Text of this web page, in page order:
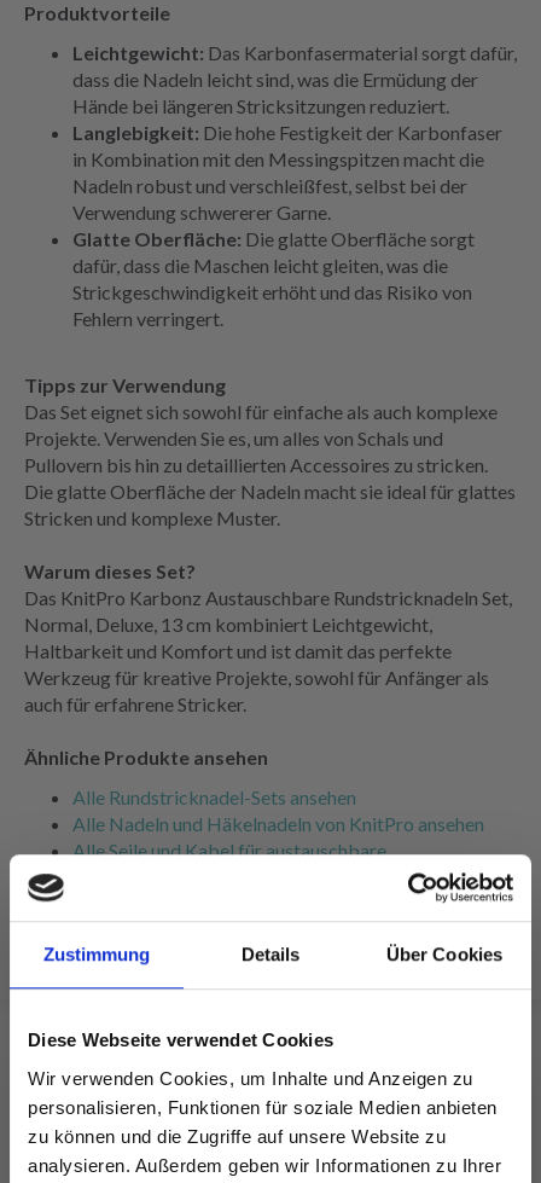
Zustimmung Details Über Cookies
Diese Webseite verwendet Cookies
Wir verwenden Cookies, um Inhalte und Anzeigen zu
personalisieren, Funktionen für soziale Medien anbieten
zu können und die Zugriffe auf unsere Website zu
analysieren. Außerdem geben wir Informationen zu Ihrer
Produktvorteile
Leichtgewicht: Das Karbonfasermaterial sorgt dafür,
dass die Nadeln leicht sind, was die Ermüdung der
Hände bei längeren Stricksitzungen reduziert.
Langlebigkeit: Die hohe Festigkeit der Karbonfaser
in Kombination mit den Messingspitzen macht die
Nadeln robust und verschleißfest, selbst bei der
Verwendung schwererer Garne.
Glatte Oberfläche: Die glatte Oberfläche sorgt
dafür, dass die Maschen leicht gleiten, was die
Strickgeschwindigkeit erhöht und das Risiko von
Fehlern verringert.
Tipps zur Verwendung
Das Set eignet sich sowohl für einfache als auch komplexe
Projekte. Verwenden Sie es, um alles von Schals und
Pullovern bis hin zu detaillierten Accessoires zu stricken.
Die glatte Oberfläche der Nadeln macht sie ideal für glattes
Stricken und komplexe Muster.
Warum dieses Set?
Das KnitPro Karbonz Austauschbare Rundstricknadeln Set,
Normal, Deluxe, 13 cm kombiniert Leichtgewicht,
Haltbarkeit und Komfort und ist damit das perfekte
Werkzeug für kreative Projekte, sowohl für Anfänger als
auch für erfahrene Stricker.
Ähnliche Produkte ansehen
Alle Rundstricknadel-Sets ansehen
Alle Nadeln und Häkelnadeln von KnitPro ansehen
Alle Seile und Kabel für austauschbare